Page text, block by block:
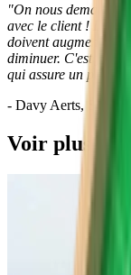
"On nous demande
avec le client ! La
doivent augmenter,
diminuer. C'est
qui assure un
- Davy Aerts, Sales
Voir plus de